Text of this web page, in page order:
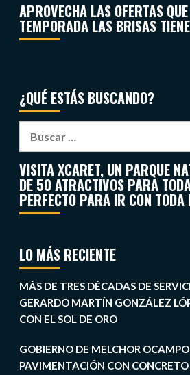
APROVECHA LAS OFERTAS
TEMPORADA LAS BRISAS
¿QUÉ ESTÁS BUSCANDO?
VISITA XCARET, UN PARQUE
DE 50 ATRACTIVOS PARA
PERFECTO PARA IR CON
LO MÁS RECIENTE
MÁS DE TRES DÉCADAS DE
GERARDO MARTÍN GONZÁLEZ
CON EL SOL DE ORO
GOBIERNO DE MELCHOR
PAVIMENTACIÓN CON